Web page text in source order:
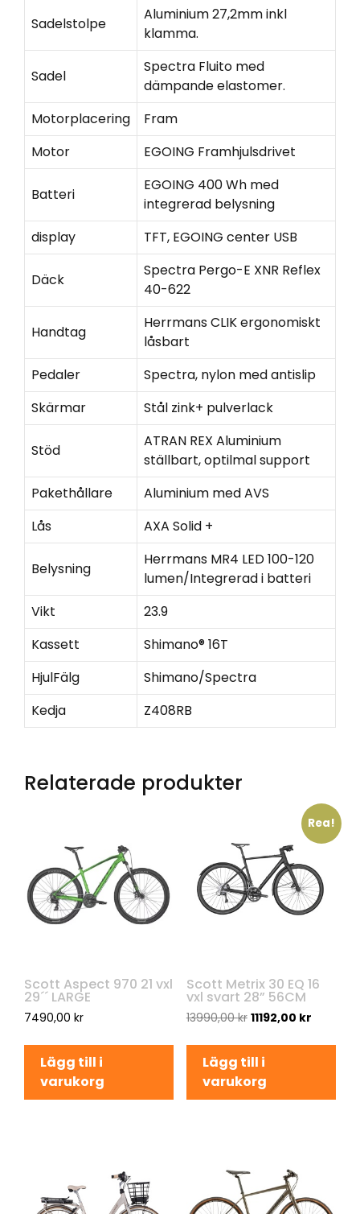
Sadelstolpe
Aluminium 27,2mm inkl
klamma.
Sadel
Spectra Fluito med
dämpande elastomer.
Motorplacering
Fram
Motor
EGOING Framhjulsdrivet
Batteri
EGOING 400 Wh med
integrerad belysning
display
TFT, EGOING center USB
Däck
Spectra Pergo-E XNR Reflex
40-622
Handtag
Herrmans CLIK ergonomiskt
låsbart
Pedaler
Spectra, nylon med antislip
Skärmar
Stål zink+ pulverlack
Stöd
ATRAN REX Aluminium
ställbart, optilmal support
Pakethållare
Aluminium med AVS
Lås
AXA Solid +
Belysning
Herrmans MR4 LED 100-120
lumen/Integrerad i batteri
Vikt
23.9
Kassett
Shimano® 16T
HjulFälg
Shimano/Spectra
Kedja
Z408RB
Relaterade produkter
Scott Aspect 970 21 vxl
29´´ LARGE
7490,00 kr
Lägg till i
varukorg
Rea!
Scott Metrix 30 EQ 16
vxl svart 28” 56CM
13990,00kr 11192,00 kr
Lägg till i
varukorg